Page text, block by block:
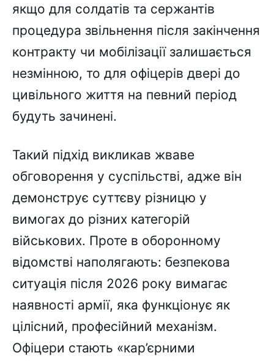
якщо для солдатів та сержантів
процедура звільнення після закінчення
контракту чи мобілізації залишається
незмінною, то для офіцерів двері до
цивільного життя на певний період
будуть зачинені.
Такий підхід викликав жваве
обговорення у суспільстві, адже він
демонструє суттєву різницю у
вимогах до різних категорій
військових. Проте в оборонному
відомстві наполягають: безпекова
ситуація після 2026 року вимагає
наявності армії, яка функціонує як
цілісний, професійний механізм.
Офіцери стають «кар’єрними